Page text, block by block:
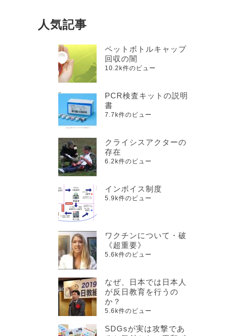
人気記事
ペットボトルキャップ
回収の闇
10.2k件のビュー
PCR検査キットの説明
書
7.7k件のビュー
クライシスアクターの
存在
6.2k件のビュー
インボイス制度
5.9k件のビュー
ワクチンについて・破
《超重要》
5.6k件のビュー
なぜ、日本では日本人
が反日教育を行うの
か？
5.6k件のビュー
SDGsが実は攻撃であ